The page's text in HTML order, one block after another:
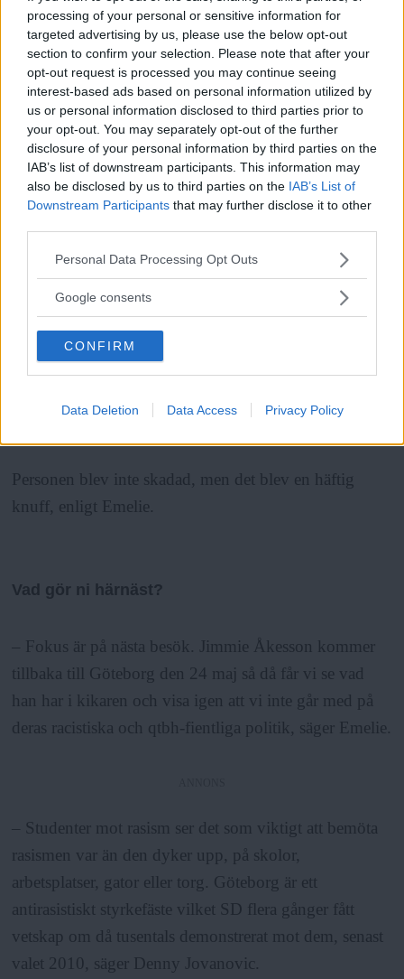
processing of your personal or sensitive information for
targeted advertising by us, please use the below opt-out
section to confirm your selection. Please note that after your
opt-out request is processed you may continue seeing
interest-based ads based on personal information utilized by
us or personal information disclosed to third parties prior to
your opt-out. You may separately opt-out of the further
disclosure of your personal information by third parties on the
IAB’s list of downstream participants. This information may
also be disclosed by us to third parties on the IAB’s List of
Downstream Participants that may further disclose it to other
Please note that this website/app uses one or more Google
not limited to your visit or usage behaviour. You may click to
use your data for below specified purposes in below Google
consent section.
Personal Data Processing Opt Outs
Google consents
CONFIRM
Data Deletion Data Access Privacy Policy
Läs Frias efterträdare!
Syreär Sveriges enda gröna dagstidning som
finns både digitalt och i tryck.
gav Plattform för solidaritet tillstånd att stå längst fram
och sedan ändrade sig.
– Polisen ville att vi skulle stå där eftersom vi skulle
vända ryggen emot, men sedan körde de bort oss med
handgripliga verktyg.
Polisen borde ha använt mindre våld, anser Emelie.
ANNONS
– För oss är det viktigt att verka utan våld och vi hade
kärleksfulla plakat, men såg otäcka saker, hur
påkörd av en polisbuss.
Personen blev inte skadad, men det blev en häftig
knuff, enligt Emelie.
Vad gör ni härnäst?
– Fokus är på nästa besök. Jimmie Åkesson kommer
tillbaka till Göteborg den 24 maj så då får vi se vad
han har i kikaren och visa igen att vi inte går med på
deras racistiska och qtbh-fientliga politik, säger Emelie.
– Studenter mot rasism ser det som viktigt att bemöta
rasismen var än den dyker upp, på skolor,
arbetsplatser, gator eller torg. Göteborg är ett
antirasistiskt styrkefäste vilket SD flera gånger fått
vetskap om då tusentals demonstrerat mot dem, senast
valet 2010, säger Denny Jovanovic.